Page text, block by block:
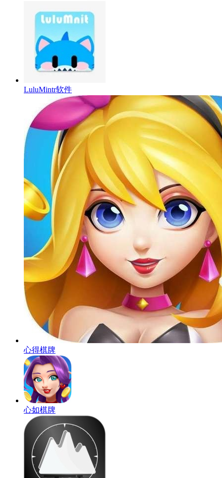
LuluMintr软件
心得棋牌
心如棋牌